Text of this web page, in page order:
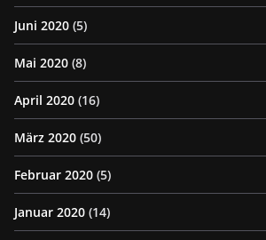
Juni 2020 (5)
Mai 2020 (8)
April 2020 (16)
März 2020 (50)
Februar 2020 (5)
Januar 2020 (14)